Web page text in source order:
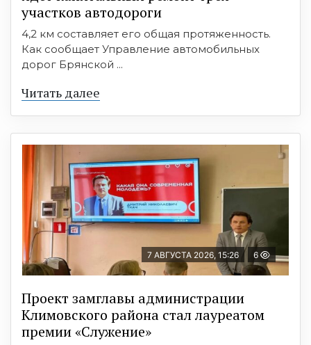
участков автодороги
4,2 км составляет его общая протяженность.
Как сообщает Управление автомобильных
дорог Брянской ...
Читать далее
7 АВГУСТА 2026, 15:26 6
Проект замглавы администрации
Климовского района стал лауреатом
премии «Служение»